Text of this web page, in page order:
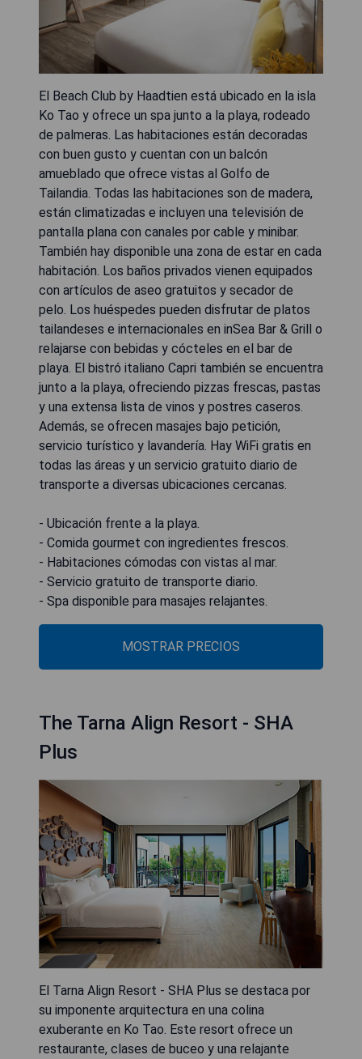
El Beach Club by Haadtien está ubicado en la isla
Ko Tao y ofrece un spa junto a la playa, rodeado
de palmeras. Las habitaciones están decoradas
con buen gusto y cuentan con un balcón
amueblado que ofrece vistas al Golfo de
Tailandia. Todas las habitaciones son de madera,
están climatizadas e incluyen una televisión de
pantalla plana con canales por cable y minibar.
También hay disponible una zona de estar en cada
habitación. Los baños privados vienen equipados
con artículos de aseo gratuitos y secador de
pelo. Los huéspedes pueden disfrutar de platos
tailandeses e internacionales en inSea Bar & Grill o
relajarse con bebidas y cócteles en el bar de
playa. El bistró italiano Capri también se encuentra
junto a la playa, ofreciendo pizzas frescas, pastas
y una extensa lista de vinos y postres caseros.
Además, se ofrecen masajes bajo petición,
servicio turístico y lavandería. Hay WiFi gratis en
todas las áreas y un servicio gratuito diario de
transporte a diversas ubicaciones cercanas.
- Ubicación frente a la playa.
- Comida gourmet con ingredientes frescos.
- Habitaciones cómodas con vistas al mar.
- Servicio gratuito de transporte diario.
- Spa disponible para masajes relajantes.
MOSTRAR PRECIOS
The Tarna Align Resort - SHA
Plus
El Tarna Align Resort - SHA Plus se destaca por
su imponente arquitectura en una colina
exuberante en Ko Tao. Este resort ofrece un
restaurante, clases de buceo y una relajante